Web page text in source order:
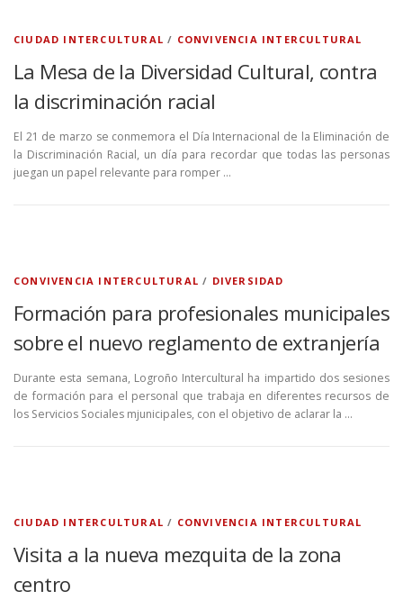
CIUDAD INTERCULTURAL / CONVIVENCIA INTERCULTURAL
La Mesa de la Diversidad Cultural, contra
la discriminación racial
El 21 de marzo se conmemora el Día Internacional de la Eliminación de
la Discriminación Racial, un día para recordar que todas las personas
juegan un papel relevante para romper …
CONVIVENCIA INTERCULTURAL / DIVERSIDAD
Formación para profesionales municipales
sobre el nuevo reglamento de extranjería
Durante esta semana, Logroño Intercultural ha impartido dos sesiones
de formación para el personal que trabaja en diferentes recursos de
los Servicios Sociales mjunicipales, con el objetivo de aclarar la …
CIUDAD INTERCULTURAL / CONVIVENCIA INTERCULTURAL
Visita a la nueva mezquita de la zona
centro